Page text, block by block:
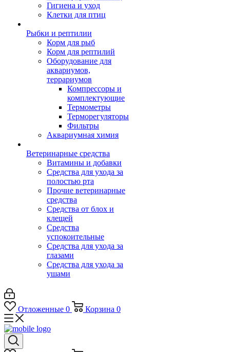
Гигиена и уход
Клетки для птиц
Рыбки и рептилии
Корм для рыб
Корм для рептилий
Оборудование для
аквариумов,
террариумов
Компрессоры и
комплектующие
Термометры
Терморегуляторы
Фильтры
Аквариумная химия
Ветеринарные средства
Витамины и добавки
Средства для ухода за
полостью рта
Прочие ветеринарные
средства
Средства от блох и
клещей
Средства
успокоительные
Средства для ухода за
глазами
Средства для ухода за
ушами
Отложенные 0 Корзина 0